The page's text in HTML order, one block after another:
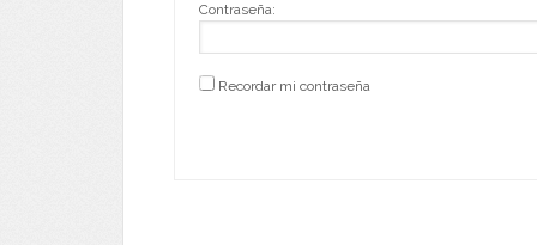
Contraseña:
Recordar mi contraseña